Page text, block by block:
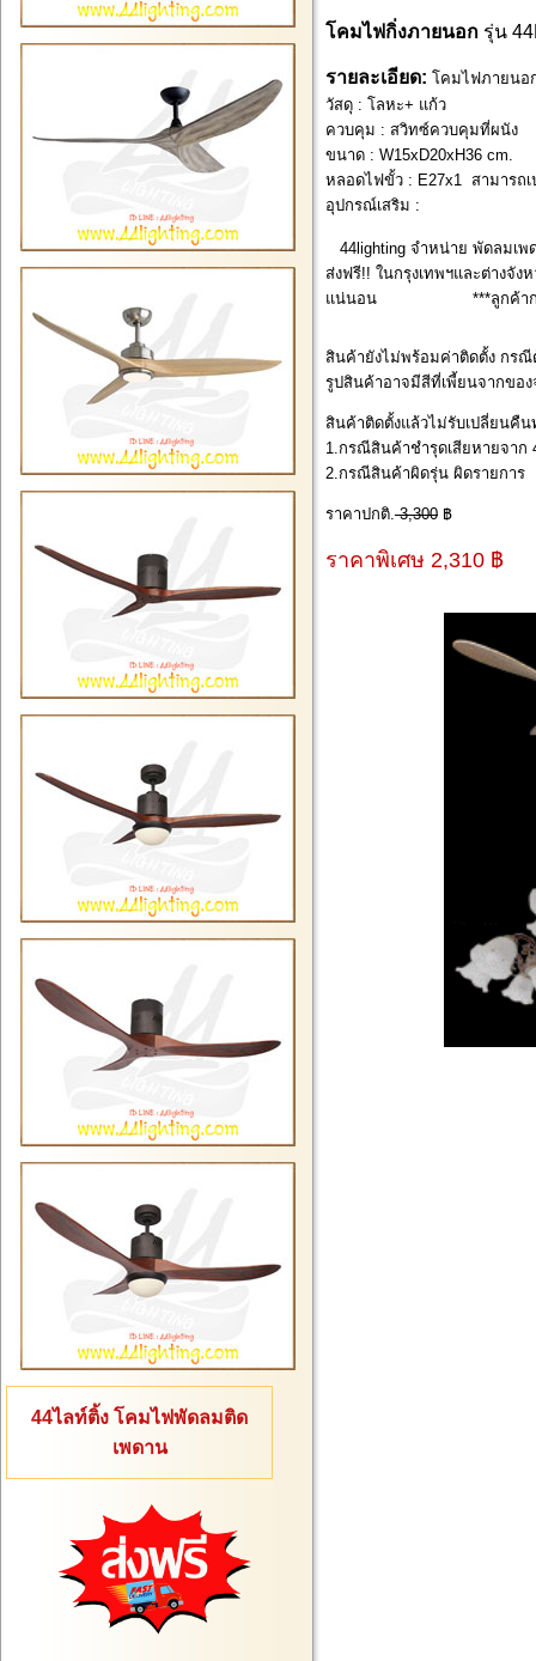
44ไลท์ติ้ง โคมไฟพัดลมติด
เพดาน
โคมไฟกิ่งภายนอก รุ่น
รายละเอียด: โคมไฟภายนอ
วัสดุ : โลหะ+ แก้ว
ควบคุม : สวิทซ์ควบคุมที่ผนัง
ขนาด : W15xD20xH36 cm.
หลอดไฟขั้ว : E27x1 สามารถ
อุปกรณ์เสริม :
44lighting จำหน่าย พัดลมเพ
ส่งฟรี!! ในกรุงเทพฯและต่างจั
แน่นอน ***ลูกค้ากรุงเท
สินค้ายังไม่พร้อมค่าติดตั้ง กรณี
รูปสินค้าอาจมีสีที่เพี้ยนจากของ
สินค้าติดตั้งแล้วไม่รับเปลี่ยนคื
1.กรณีสินค้าชำรุดเสียหายจาก
2.กรณีสินค้าผิดรุ่น ผิดรายการ
ราคาปกติ.3,300 ฿
ราคาพิเศษ 2,310 ฿